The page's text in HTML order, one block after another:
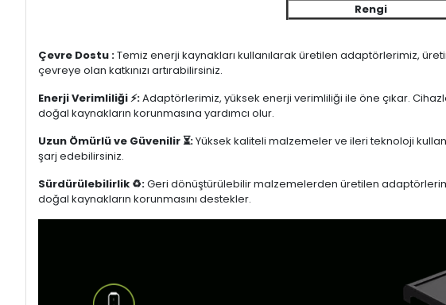
Rengi
Çevre Dostu :Temiz enerji kaynakları kullanılarak üretilen adaptörlerimiz,
çevreye olan katkınızı artırabilirsiniz.
Enerji Verimliliği ⚡:Adaptörlerimiz, yüksek enerji verimliliği ile öne çıkar.
doğal kaynakların korunmasına yardımcı olur.
Uzun Ömürlü ve Güvenilir ⏳:Yüksek kaliteli malzemeler ve ileri teknoloji
şarj edebilirsiniz.
Sürdürülebilirlik ♻️:Geri dönüştürülebilir malzemelerden üretilen
doğal kaynakların korunmasını destekler.